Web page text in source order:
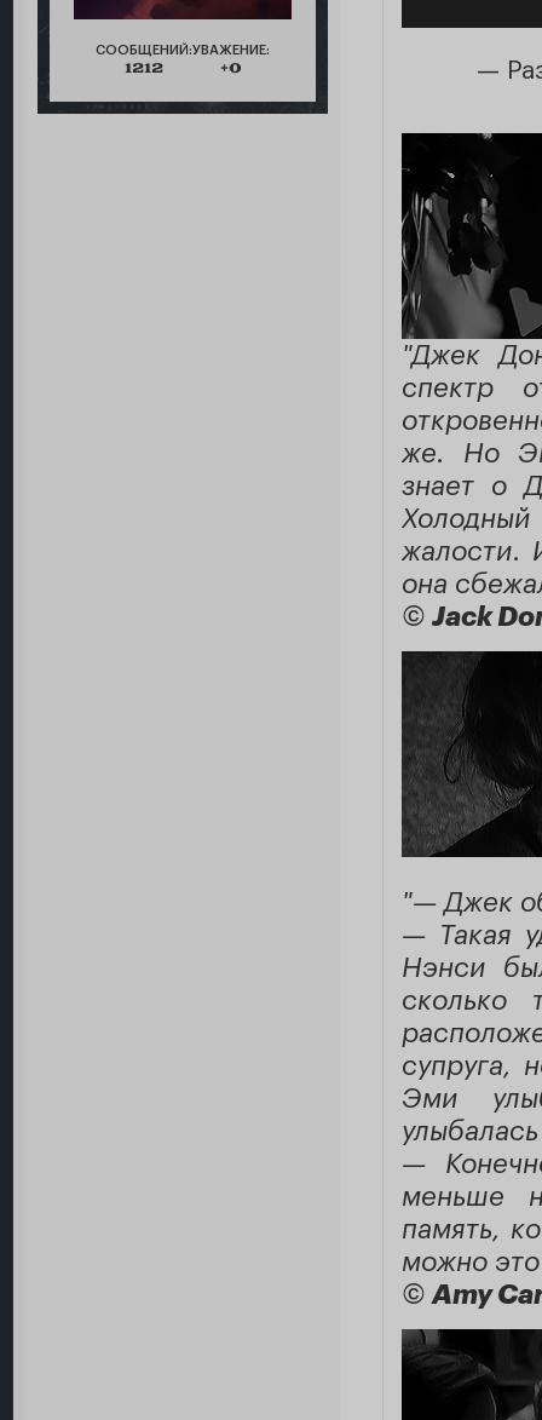
СООБЩЕНИЙ:
1212
УВАЖЕНИЕ:
+0 —
"Джек
спектр
же. Но
знает о
жалости.
она
© Jack
"— Джек
— Такая
Нэнси
сколько
супруга,
Эми
—
меньше
память,
можно это
© Amy